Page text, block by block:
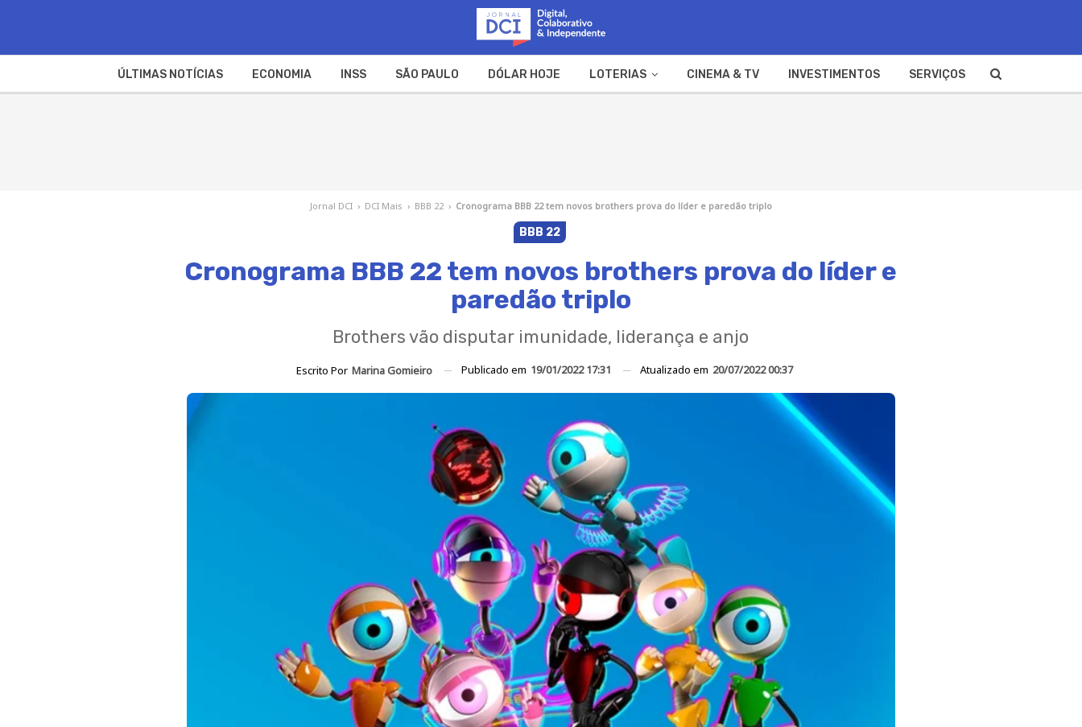
ÚLTIMAS NOTÍCIAS ECONOMIA INSS SÃO PAULO DÓLAR HOJE LOTERIAS CINEMA & TV INVESTIMENTOS SERVIÇOS
Jornal DCI › DCI Mais › BBB 22 › Cronograma BBB 22 tem novos brothers prova do líder e paredão triplo
BBB 22
Cronograma BBB 22 tem novos brothers prova do líder e
paredão triplo
Brothers vão disputar imunidade, liderança e anjo
Escrito Por Marina Gomieiro Publicado em 19/01/2022 17:31 Atualizado em 20/07/2022 00:37